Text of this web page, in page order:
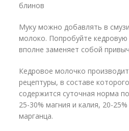
блинов
Муку можно добавлять в
молоко. Попробуйте
вполне заменяет собой
Кедровое молочко
рецептуры, в составе
содержится суточная норма
25-30% магния и калия, 20-
марганца.